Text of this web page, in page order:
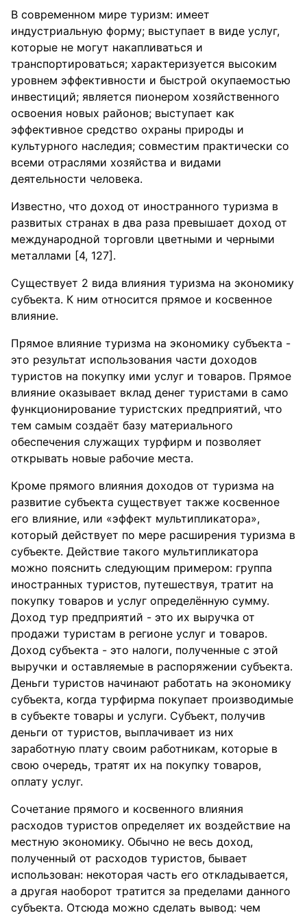
В современном мире туризм: имеет
индустриальную форму; выступает в виде услуг,
которые не могут накапливаться и
транспортироваться; характеризуется высоким
уровнем эффективности и быстрой окупаемостью
инвестиций; является пионером хозяйственного
освоения новых районов; выступает как
эффективное средство охраны природы и
культурного наследия; совместим практически со
всеми отраслями хозяйства и видами
деятельности человека.
Известно, что доход от иностранного туризма в
развитых странах в два раза превышает доход от
международной торговли цветными и черными
металлами [4, 127].
Существует 2 вида влияния туризма на экономику
субъекта. К ним относится прямое и косвенное
влияние.
Прямое влияние туризма на экономику субъекта -
это результат использования части доходов
туристов на покупку ими услуг и товаров. Прямое
влияние оказывает вклад денег туристами в само
функционирование туристских предприятий, что
тем самым создаёт базу материального
обеспечения служащих турфирм и позволяет
открывать новые рабочие места.
Кроме прямого влияния доходов от туризма на
развитие субъекта существует также косвенное
его влияние, или «эффект мультипликатора»,
который действует по мере расширения туризма в
субъекте. Действие такого мультипликатора
можно пояснить следующим примером: группа
иностранных туристов, путешествуя, тратит на
покупку товаров и услуг определённую сумму.
Доход тур предприятий - это их выручка от
продажи туристам в регионе услуг и товаров.
Доход субъекта - это налоги, полученные с этой
выручки и оставляемые в распоряжении субъекта.
Деньги туристов начинают работать на экономику
субъекта, когда турфирма покупает производимые
в субъекте товары и услуги. Субъект, получив
деньги от туристов, выплачивает из них
заработную плату своим работникам, которые в
свою очередь, тратят их на покупку товаров,
оплату услуг.
Сочетание прямого и косвенного влияния
расходов туристов определяет их воздействие на
местную экономику. Обычно не весь доход,
полученный от расходов туристов, бывает
использован: некоторая часть его откладывается,
а другая наоборот тратится за пределами данного
субъекта. Отсюда можно сделать вывод: чем